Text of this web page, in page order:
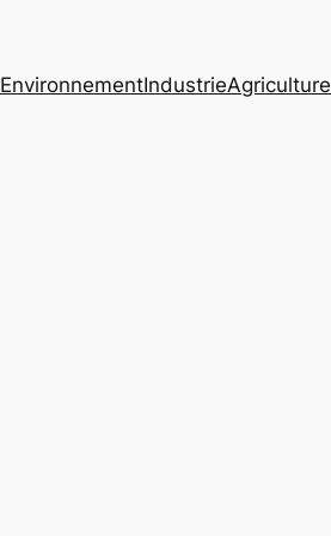
EnvironnementIndustrieAgriculture